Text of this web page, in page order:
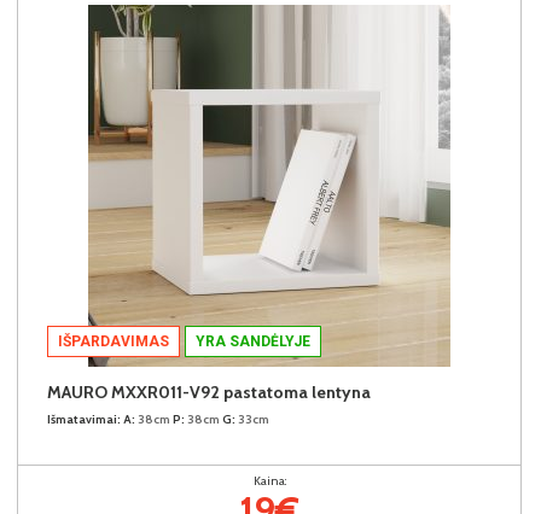
IŠPARDAVIMAS YRA SANDĖLYJE
MAURO MXXR011-V92 pastatoma lentyna
Išmatavimai: A: 38cm P: 38cm G: 33cm
Kaina: